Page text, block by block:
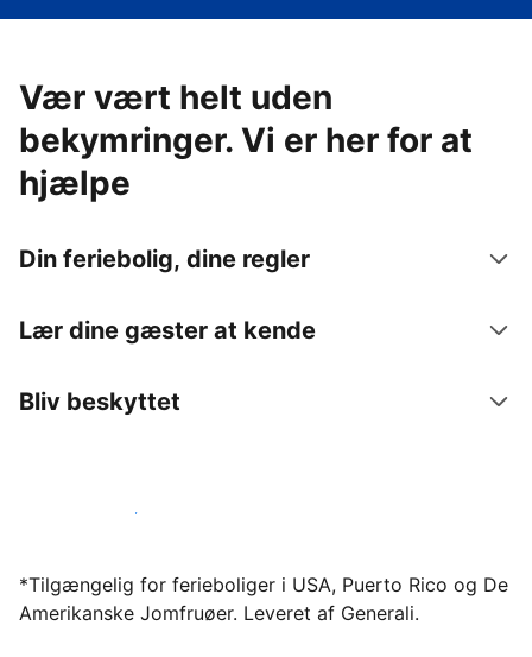
Vær vært helt uden
bekymringer. Vi er her for at
hjælpe
Din feriebolig, dine regler
Lær dine gæster at kende
Bliv beskyttet
Bliv vært hos os i dag
*Tilgængelig for ferieboliger i USA, Puerto Rico og De
Amerikanske Jomfruøer. Leveret af Generali.